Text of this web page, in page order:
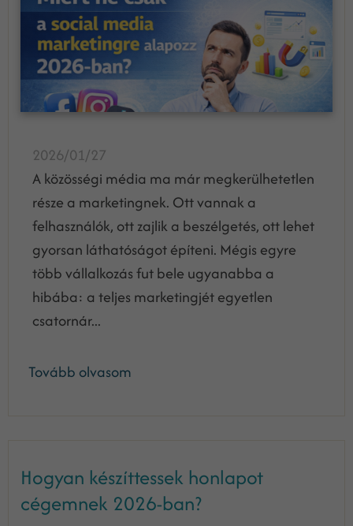
2026/01/27
A közösségi média ma már megkerülhetetlen
része a marketingnek. Ott vannak a
felhasználók, ott zajlik a beszélgetés, ott lehet
gyorsan láthatóságot építeni. Mégis egyre
több vállalkozás fut bele ugyanabba a
hibába: a teljes marketingjét egyetlen
csatornár...
Tovább olvasom
Hogyan készíttessek honlapot
cégemnek 2026-ban?